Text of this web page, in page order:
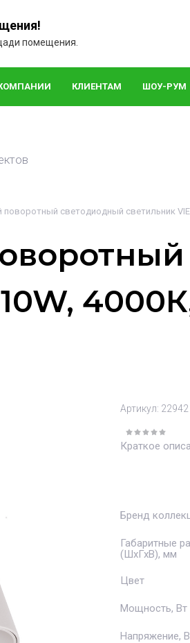
помещения.
КЛИЕНТАМ ШОУ-РУМ
поворотный светодиодный светильник
Артикул: 22942
Краткое
Бренд
Габаритные
(ШхГхВ), мм
Цвет
Мощность, Вт
Напряжение, В